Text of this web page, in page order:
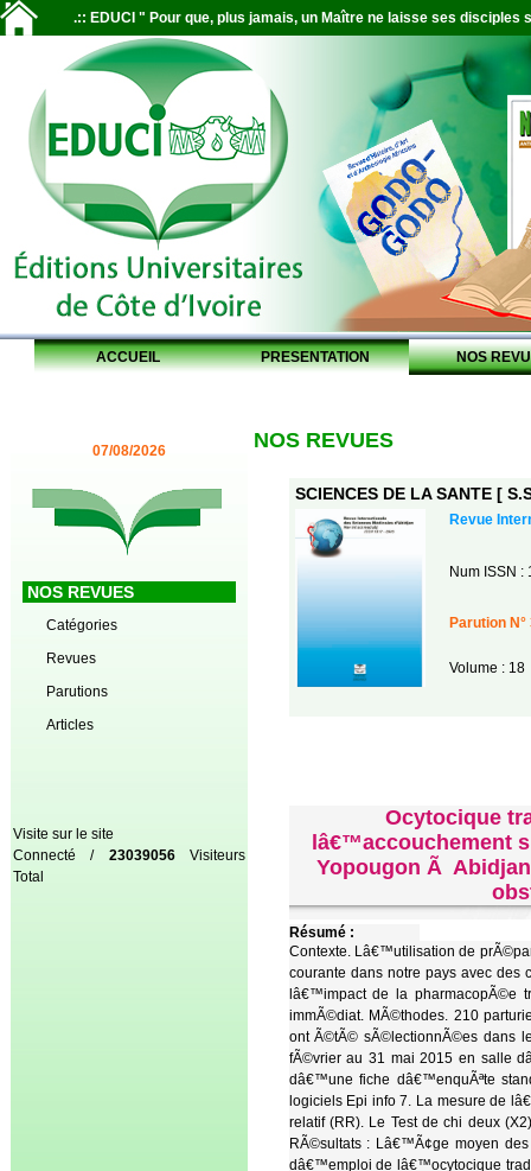
.:: EDUCI " Pour que, plus jamais, un Maître ne laisse ses disciples
ACCUEIL PRESENTATION NOS
07/08/2026
NOS REVUES
Catégories
Revues
Parutions
Articles
Visite sur le site
Connecté / 23039056Visiteurs
Total
NOS REVUES
SCIENCES DE LA SANTE [
Revue
Num ISSN :
Parution N°
Volume : 18
Ocytocique
lâ€™accouchement
Yopougon Ã
Résumé :
Contexte. Lâ€™utilisation de
courante dans notre pays avec
lâ€™impact de la pharmacopÃ©e
immÃ©diat. MÃ©thodes. 210
ont Ã©tÃ© sÃ©lectionnÃ©es dans
fÃ©vrier au 31 mai 2015 en salle
dâ€™une fiche dâ€™enquÃªte
logiciels Epi info 7. La mesure de
relatif (RR). Le Test de chi deux
RÃ©sultats : Lâ€™Ã¢ge moyen
dâ€™emploi de lâ€™ocytocique